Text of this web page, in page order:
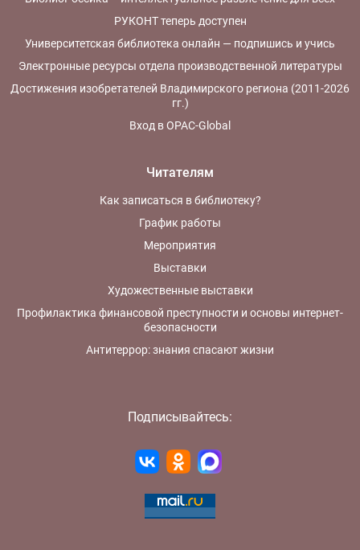
РУКОНТ теперь доступен
Университетская библиотека онлайн — подпишись и учись
Электронные ресурсы отдела производственной литературы
Достижения изобретателей Владимирского региона (2011-2026
гг.)
Вход в OPAC-Global
Читателям
Как записаться в библиотеку?
График работы
Мероприятия
Выставки
Художественные выставки
Профилактика финансовой преступности и основы интернет-
безопасности
Антитеррор: знания спасают жизни
Подписывайтесь: